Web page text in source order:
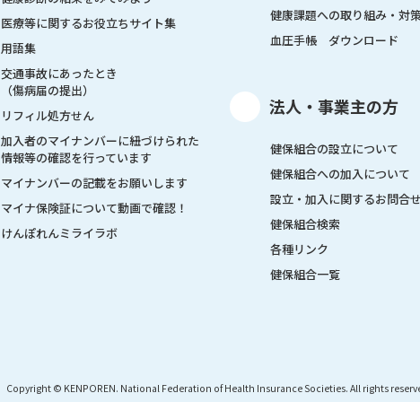
医療等に関するお役立ちサイト集
用語集
交通事故にあったとき
（傷病届の提出）
リフィル処方せん
加入者のマイナンバーに紐づけられた
情報等の確認を行っています
マイナンバーの記載をお願いします
マイナ保険証について動画で確認！
けんぽれんミライラボ
健康課題への取り組み・対
血圧手帳 ダウンロード
法人・事業主の方
健保組合の設立について
健保組合への加入について
設立・加入に関するお問合
健保組合検索
各種リンク
健保組合一覧
Copyright © KENPOREN. National Federation of Health Insurance Societies. All rights